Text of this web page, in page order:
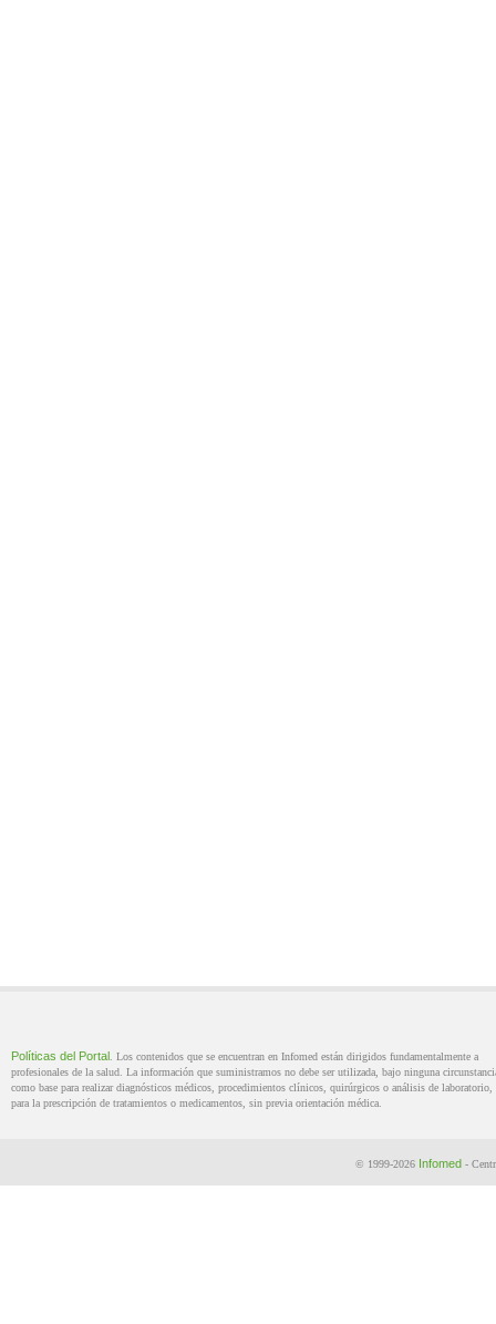
Políticas del Portal . Los contenidos que se encuentran en Infomed están dirigidos fundamentalmente a
profesionales de la salud. La información que suministramos no debe ser utilizada, bajo ninguna
como base para realizar diagnósticos médicos, procedimientos clínicos, quirúrgicos o análisis de laboratorio,
para la prescripción de tratamientos o medicamentos, sin previa orientación médica.
© 1999-2026 Infomed -